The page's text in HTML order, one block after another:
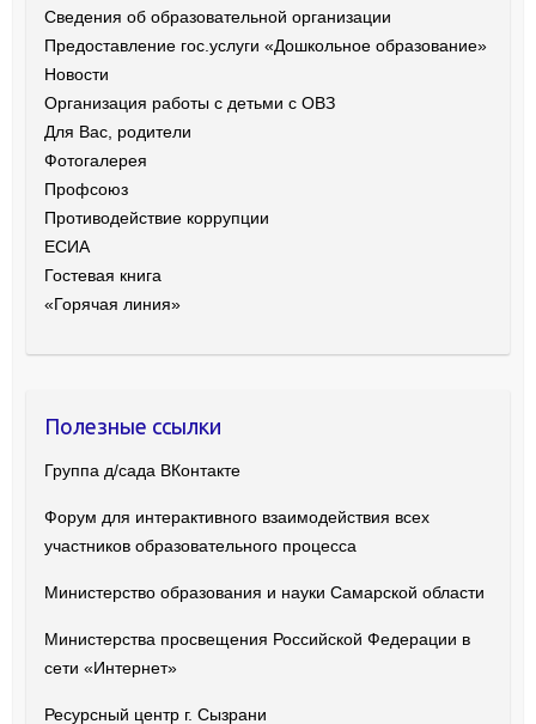
Сведения об образовательной организации
Предоставление гос.услуги «Дошкольное образование»
Новости
Организация работы с детьми с ОВЗ
Для Вас, родители
Фотогалерея
Профсоюз
Противодействие коррупции
ЕСИА
Гостевая книга
«Горячая линия»
Полезные ссылки
Группа д/сада ВКонтакте
Форум для интерактивного взаимодействия всех
участников образовательного процесса
Министерство образования и науки Самарской области
Министерства просвещения Российской Федерации в
сети «Интернет»
Ресурсный центр г. Сызрани